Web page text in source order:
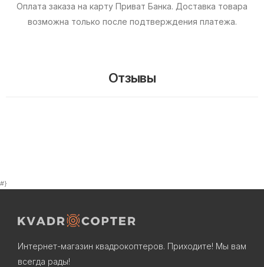
Оплата заказа на карту Приват Банка. Доставка товара
возможна только после подтверждения платежа.
Отзывы
#}
Интернет-магазин квадрокоптеров. Приходите! Мы вам
всегда рады!